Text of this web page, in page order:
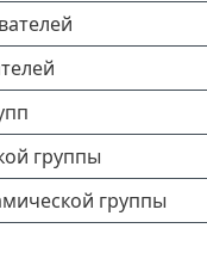
группы
группы